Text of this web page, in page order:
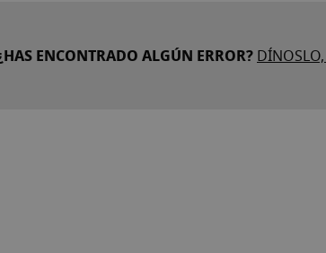
ENCONTRADO ALGÚN ERROR?